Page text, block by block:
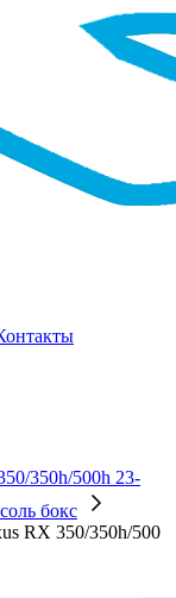
350h/500h 23-
бокс
RX 350/350h/500